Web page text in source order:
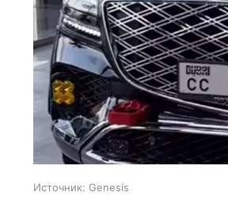
Источник: Genesis